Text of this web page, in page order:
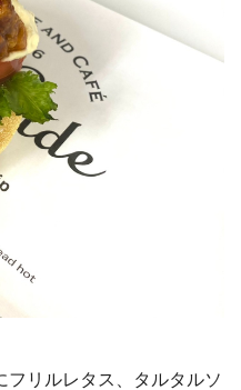
リルレタス、タルタルソ